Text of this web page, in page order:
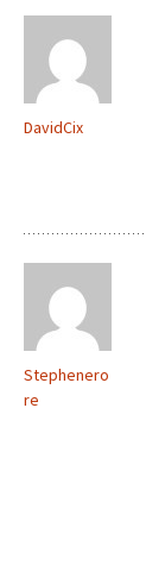
DavidCix
Stephenero
re